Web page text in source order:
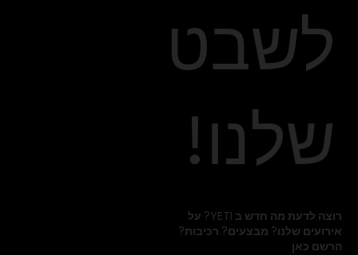
לשבט
שלנו!
רוצה לדעת מה חדש ב YETI? על
אירועים שלנו? מבצעים? רכיבות?
הרשם כאן